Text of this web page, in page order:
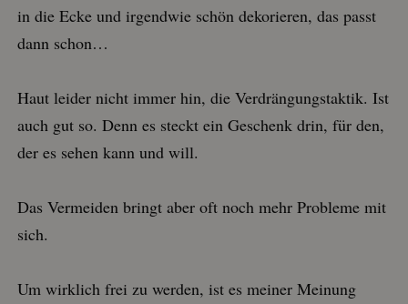
in die Ecke und irgendwie schön dekorieren, das passt
dann schon…
Haut leider nicht immer hin, die Verdrängungstaktik. Ist
auch gut so. Denn es steckt ein Geschenk drin, für den,
der es sehen kann und will.
Das Vermeiden bringt aber oft noch mehr Probleme mit
sich.
Um wirklich frei zu werden, ist es meiner Meinung